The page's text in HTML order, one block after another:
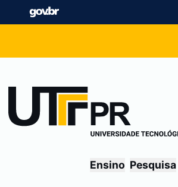
Ensino Pesquisa